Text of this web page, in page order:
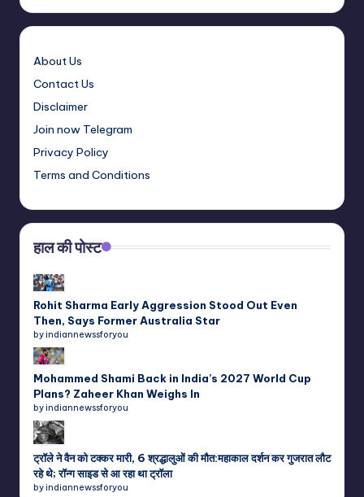
About Us
Contact Us
Disclaimer
Join now Telegram
Privacy Policy
Terms and Conditions
हाल की पोस्ट
Rohit Sharma Early Aggression Stood Out Even
Then, Says Former Australia Star
by indiannewssforyou
Mohammed Shami Back in India’s 2027 World Cup
Plans? Zaheer Khan Weighs In
by indiannewssforyou
ट्रॉले ने वैन को टक्कर मारी, 6 श्रद्धालुओं की मौत:महाकाल दर्शन कर गुजरात लौट
रहे थे; रॉन्ग साइड से आ रहा था ट्रॉला
by indiannewssforyou